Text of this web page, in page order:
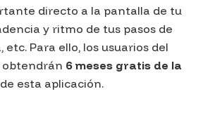
directo a la pantalla de tu
y ritmo de tus pasos de
Para ello, los usuarios del
obtendrán 6 meses gratis de la
de esta aplicación.